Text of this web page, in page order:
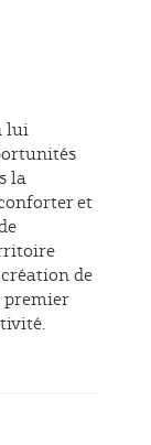
lui
la
et
de
premier